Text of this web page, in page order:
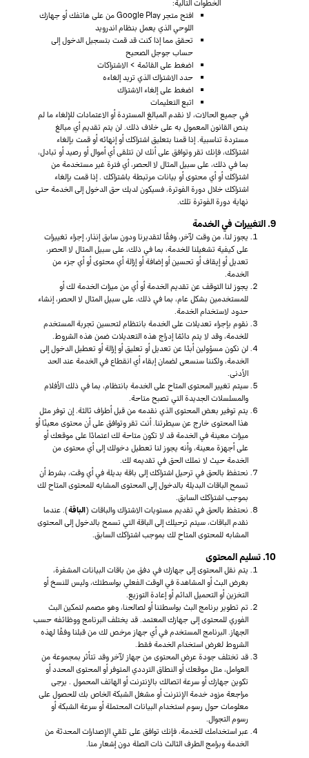
الخطوات التالية:
افتح متجر Google Play من على هاتفك أو جهازك
اللوحي الذي يعمل بنظام اندرويد
تحقق مما إذا كنت قد قمت بتسجيل الدخول إلى
حساب جوجل الصحيح
اضغط على القائمة > الاشتراكات
حدد الاشتراك الذي تريد إلغاءه
اضغط على إلغاء الاشتراك
اتبع التعليمات
في جميع الحالات، لا نقدم المبالغ المستردة أو الاعتمادات للإلغاء ما لم
ينص القانون المعمول به على خلاف ذلك. لن يتم تقديم أي مبالغ
مستردة تناسبية. إذا قمنا بتعليق اشتراكك أو إنهائه أو قمت بإلغاء
اشتراكك، فإنك تقر وتوافق على أنك لن تتلقى أي أموال أو رصيد أو تبادل،
بما في ذلك، على سبيل المثال لا الحصر، أي فترة غير مستخدمة من
اشتراكك أو أي محتوى أو بيانات مرتبطة باشتراكك . إذا قمت بإلغاء
اشتراكك خلال دورة الفوترة، فسيكون لديك حق الدخول إلى الخدمة حتى
نهاية دورة الفوترة تلك.
9. التغييرات في الخدمة
يجوز لنا، من وقت لآخر، وفقًا لتقديرنا ودون سابق إنذار، إجراء تغييرات
على كيفية تشغيلنا للخدمة، بما في ذلك، على سبيل المثال لا الحصر،
تعديل أو إيقاف أو تحسين أو إضافة أو إزالة أي محتوى أو أي جزء من
الخدمة.
يجوز لنا التوقف عن تقديم الخدمة أو أي من ميزات الخدمة لك أو
للمستخدمين بشكل عام، بما في ذلك، على سبيل المثال لا الحصر، إنشاء
حدود لاستخدام الخدمة.
نقوم بإجراء تعديلات على الخدمة بانتظام لتحسين تجربة المستخدم
للخدمة، وقد لا يتم دائمًا إدراج هذه التعديلات ضمن هذه الشروط.
لن نكون مسؤولين أبدًا عن تعديل أو تعليق أو إزالة أو تعطيل الدخول إلى
الخدمة، ولكننا سنسعى لضمان إبقاء أي انقطاع في الخدمة عند الحد
الأدنى.
سيتم تغيير المحتوى المتاح على الخدمة بانتظام، بما في ذلك الأفلام
والمسلسلات الجديدة التي تصبح متاحة.
يتم توفير بعض المحتوى الذي نقدمه من قبل أطراف ثالثة. إن توفر مثل
هذا المحتوى خارج عن سيطرتنا. أنت تقر وتوافق على أن محتوى معينًا أو
ميزات معينة في الخدمة قد لا تكون متاحة لك اعتمادًا على موقعك أو
على أجهزة معينة، وأنه يجوز لنا تعطيل دخولك إلى أي محتوى من
الخدمة حيث لا نملك الحق في تقديمه لك.
نحتفظ بالحق في ترحيل اشتراكك إلى باقة بديلة في أي وقت، بشرط أن
تسمح الباقات البديلة بالدخول إلى المحتوى المشابه للمحتوى المتاح لك
بموجب اشتراكك السابق.
نحتفظ بالحق في تقديم مستويات الاشتراك والباقات (الباقة). عندما
نقدم الباقات، سيتم ترحيلك إلى الباقة التي تسمح بالدخول إلى المحتوى
المشابه للمحتوى المتاح لك بموجب اشتراكك السابق.
10. تسليم المحتوى
يتم نقل المحتوى إلى جهازك في دفق من باقات البيانات المشفرة،
بغرض البث أو المشاهدة في الوقت الفعلي بواسطتك، وليس للنسخ أو
التخزين أو التحميل الدائم أو إعادة التوزيع.
تم تطوير برنامج البث بواسطتنا أو لصالحنا، وهو مصمم لتمكين البث
الفوري للمحتوى إلى جهازك المعتمد. قد يختلف البرنامج ووظائفه حسب
الجهاز. البرنامج المستخدم في أي جهاز مرخص لك من قبلنا وفقًا لهذه
الشروط لغرض استخدام الخدمة فقط.
قد تختلف جودة عرض المحتوى من جهاز لآخر وقد تتأثر بمجموعة من
العوامل، مثل موقعك أو النطاق الترددي المتوفر أو المحتوى المحدد أو
تكوين جهازك أو سرعة اتصالك بالإنترنت أو الهاتف المحمول . يرجى
مراجعة مزود خدمة الإنترنت أو مشغل الشبكة الخاص بك للحصول على
معلومات حول رسوم استخدام البيانات المحتملة أو سرعة الشبكة أو
رسوم التجوال.
عبر استخدامك للخدمة، فإنك توافق على تلقي الإصدارات المحدثة من
الخدمة وبرامج الطرف الثالث ذات الصلة دون إشعار منا.